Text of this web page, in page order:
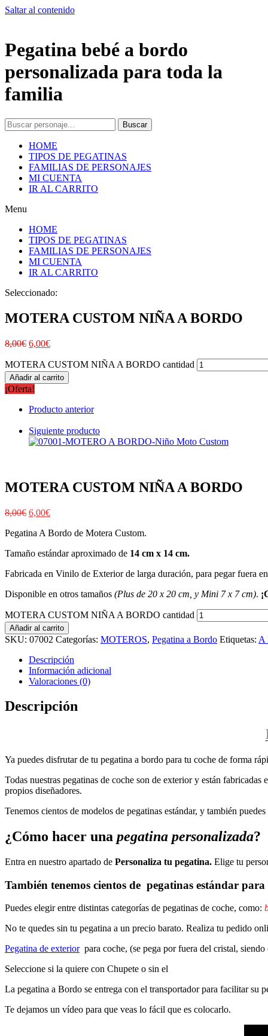
Saltar al contenido
Pegatina bebé a bordo
personalizada para toda la
familia
Buscar
HOME
TIPOS DE PEGATINAS
FAMILIAS DE PERSONAJES
MI CUENTA
IR AL CARRITO
Menu
HOME
TIPOS DE PEGATINAS
FAMILIAS DE PERSONAJES
MI CUENTA
IR AL CARRITO
Seleccionado:
MOTERA CUSTOM NIÑA A BORDO
8,00€ 6,00€
MOTERA CUSTOM NIÑA A BORDO cantidad
Añadir al carrito
¡Oferta!
Producto anterior
Siguiente producto
MOTERA CUSTOM NIÑA A BORDO
8,00€ 6,00€
Pegatina A Bordo de Motera Custom.
Tamaño estándar aproximado de 14 cm x 14 cm.
Fabricada en Vinilo de Exterior de larga duración, para pegar fuera
Disponible en otros tamaños (Plus de 20 x 20 cm, y Mini 7 x 7 cm).
MOTERA CUSTOM NIÑA A BORDO cantidad
Añadir al carrito
SKU: 07002 Categorías: MOTEROS, Pegatina a Bordo Etiquetas: A
Descripción
Información adicional
Valoraciones (0)
Descripción
Ya puedes disfrutar de tu pegatina a bordo para tu coche de forma
Todas nuestras pegatinas de coche son de exterior y están
propios diseñadores.
Tenemos cientos de modelos de pegatinas estándar, y también
¿Cómo hacer una pegatina personalizada?
Entra en nuestro apartado de Personaliza tu pegatina. Elige tu
También tenemos cientos de pegatinas estándar para
Puedes elegir entre distintas categorías de pegatinas de coche, como:
No te quedes sin tu pegatina a un precio barato. Realiza tu pedido
Pegatina de exteriorpara coche, (se pega por fuera del cristal,
Seleccione si la quiere con Chupete o sin el
La pegatina a Bordo se entrega con el transportador para facilitar su
Te dejamos un vídeo para que veas lo fácil que es colocarlo.